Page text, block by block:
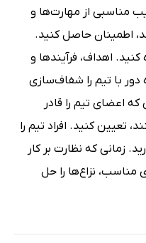
مناسبی از مهارت‌ها و
اطمینان حاصل کنید.
کنید. اهداف، فرآیندها و
دور با تیم را شفاف‌سازی
اعضای تیم را قادر
تعیین کنید. افراد تیم را
زمانی که نظارت بر کار
مناسب، نزاع‌ها را حل